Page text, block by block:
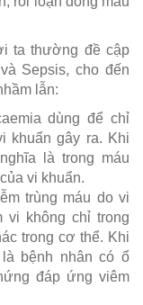
ta thường đề cập
Sepsis, cho đến
lẫn:
dùng để chỉ
khuẩn gây ra. Khi
là trong máu
vi khuẩn.
trùng máu do vi
vi không chỉ trong
trong cơ thể. Khi
bệnh nhân có ổ
đáp ứng viêm